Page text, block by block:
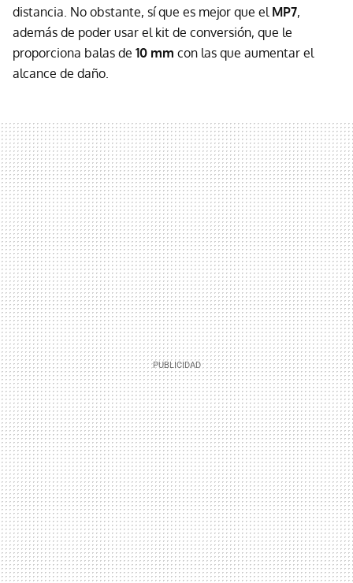
distancia. No obstante, sí que es mejor que el MP7,
además de poder usar el kit de conversión, que le
proporciona balas de 10 mm con las que aumentar el
alcance de daño.